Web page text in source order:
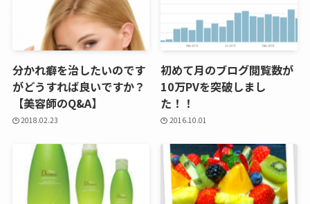
分かれ癖を治したいのです
がどうすれば良いですか？
【美容師のQ&A】
2018.02.23
初めて月のブログ閲覧数が
10万PVを突破しまし
た！！
2016.10.01